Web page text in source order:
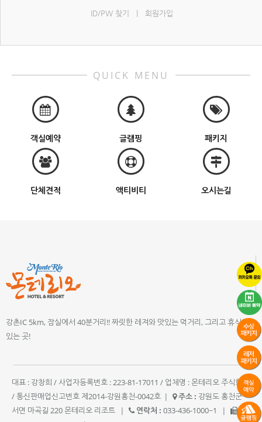
ID/PW 찾기 회원가입
QUICK MENU
객실예약 글램핑 패키지
단체견적 액티비티 오시는길
강촌IC 5km, 잠실에서 40분거리!! 짜릿한 레져와 맛있는 먹거리, 그리고 휴식이
있는 곳!
대표 : 강창희 / 사업자등록번호 : 223-81-17011 / 업체명 : 몬테리오 주식회사
/ 통신판매업신고번호 제2014-강원홍천-0042호 | 주소 : 강원도 홍천군
서면 마곡길 220 몬테리오 리조트
| 연락처 : 033-436-1000~1
|